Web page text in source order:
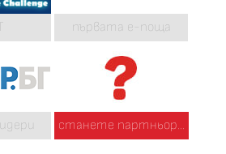
първата е-поща
станете партньор...